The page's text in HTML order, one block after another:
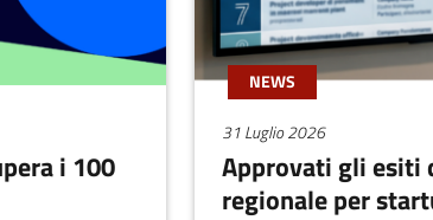
i 100
NEWS
31 Luglio 2026
Approvati gli esiti
regionale per